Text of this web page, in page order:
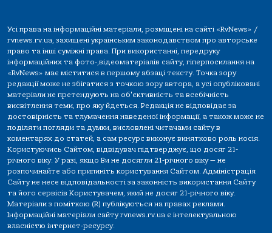
Усі права на інформаційні матеріали, розміщені на сайті «RvNews» /
rvnews.rv.ua, захищені українським законодавством про авторське
право та інші суміжні права. При використанні, передруку
інформаційних та фото-,відеоматеріалів сайту, гіперпосилання на
«RvNews» має міститися в першому абзаці тексту. Точка зору
редакції може не збігатися з точкою зору автора, а усі опубліковані
матеріали не претендують на об'єктивність та всебічність
висвітлення теми, про яку йдеться. Редакція не відповідає за
достовірність та тлумачення наведеної інформації, а також може не
поділяти погляди та думки, висловлені читачами сайту в
коментарях до статей, а сам ресурс виконує винятково роль носія.
Користуючись Сайтом, відвідувач підтверджує, що досяг 21-
річного віку. У разі, якщо Ви не досягли 21-річного віку — не
розпочинайте або припиніть користування Сайтом. Адміністрація
Сайту не несе відповідальності за законність використання Сайту
та його сервісів Користувачем, який не досяг 21-річного віку.
Матеріали з поміткою (R) публікуються на правах реклами.
Інформаційні матеріали сайту rvnews.rv.ua є інтелектуальною
власністю інтернет-ресурсу.